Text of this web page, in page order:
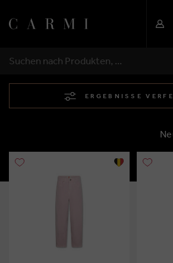
SUCHEN
ERGEBNISSE